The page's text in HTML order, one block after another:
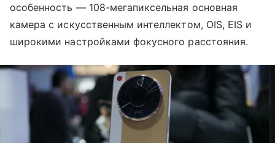
особенность — 108-мегапиксельная основная
камера с искусственным интеллектом, OIS, EIS и
широкими настройками фокусного расстояния.